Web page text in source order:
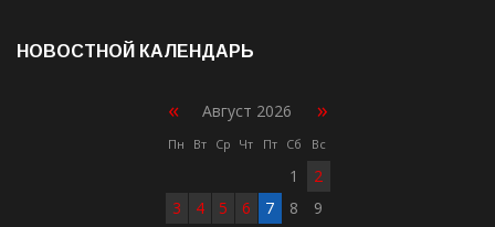
НОВОСТНОЙ КАЛЕНДАРЬ
« Август 2026 »
Пн Вт Ср Чт Пт Сб Вс
1
2
3
4 5 6 7 8
9